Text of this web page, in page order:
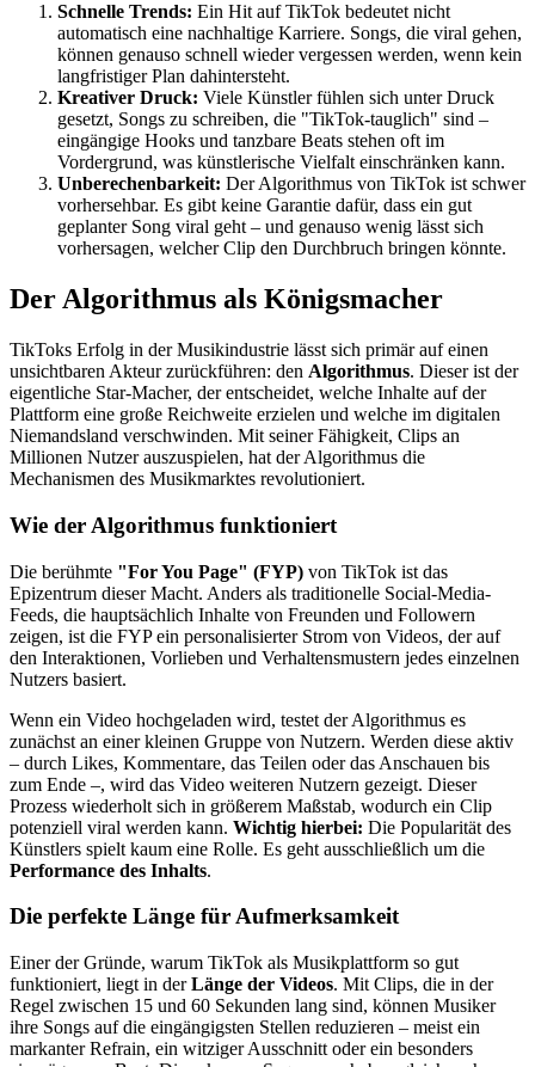
Schnelle Trends: Ein Hit auf TikTok bedeutet nicht
automatisch eine nachhaltige Karriere. Songs, die viral gehen,
können genauso schnell wieder vergessen werden, wenn kein
langfristiger Plan dahintersteht.
Kreativer Druck: Viele Künstler fühlen sich unter Druck
gesetzt, Songs zu schreiben, die "TikTok-tauglich" sind –
eingängige Hooks und tanzbare Beats stehen oft im
Vordergrund, was künstlerische Vielfalt einschränken kann.
Unberechenbarkeit: Der Algorithmus von TikTok ist schwer
vorhersehbar. Es gibt keine Garantie dafür, dass ein gut
geplanter Song viral geht – und genauso wenig lässt sich
vorhersagen, welcher Clip den Durchbruch bringen könnte.
Der Algorithmus als Königsmacher
TikToks Erfolg in der Musikindustrie lässt sich primär auf einen
unsichtbaren Akteur zurückführen: den Algorithmus. Dieser ist der
eigentliche Star-Macher, der entscheidet, welche Inhalte auf der
Plattform eine große Reichweite erzielen und welche im digitalen
Niemandsland verschwinden. Mit seiner Fähigkeit, Clips an
Millionen Nutzer auszuspielen, hat der Algorithmus die
Mechanismen des Musikmarktes revolutioniert.
Wie der Algorithmus funktioniert
Die berühmte "For You Page" (FYP) von TikTok ist das
Epizentrum dieser Macht. Anders als traditionelle Social-Media-
Feeds, die hauptsächlich Inhalte von Freunden und Followern
zeigen, ist die FYP ein personalisierter Strom von Videos, der auf
den Interaktionen, Vorlieben und Verhaltensmustern jedes einzelnen
Nutzers basiert.
Wenn ein Video hochgeladen wird, testet der Algorithmus es
zunächst an einer kleinen Gruppe von Nutzern. Werden diese aktiv
– durch Likes, Kommentare, das Teilen oder das Anschauen bis
zum Ende –, wird das Video weiteren Nutzern gezeigt. Dieser
Prozess wiederholt sich in größerem Maßstab, wodurch ein Clip
potenziell viral werden kann. Wichtig hierbei: Die Popularität des
Künstlers spielt kaum eine Rolle. Es geht ausschließlich um die
Performance des Inhalts.
Die perfekte Länge für Aufmerksamkeit
Einer der Gründe, warum TikTok als Musikplattform so gut
funktioniert, liegt in derLänge der Videos. Mit Clips, die in der
Regel zwischen 15 und 60 Sekunden lang sind, können Musiker
ihre Songs auf die eingängigsten Stellen reduzieren – meist ein
markanter Refrain, ein witziger Ausschnitt oder ein besonders